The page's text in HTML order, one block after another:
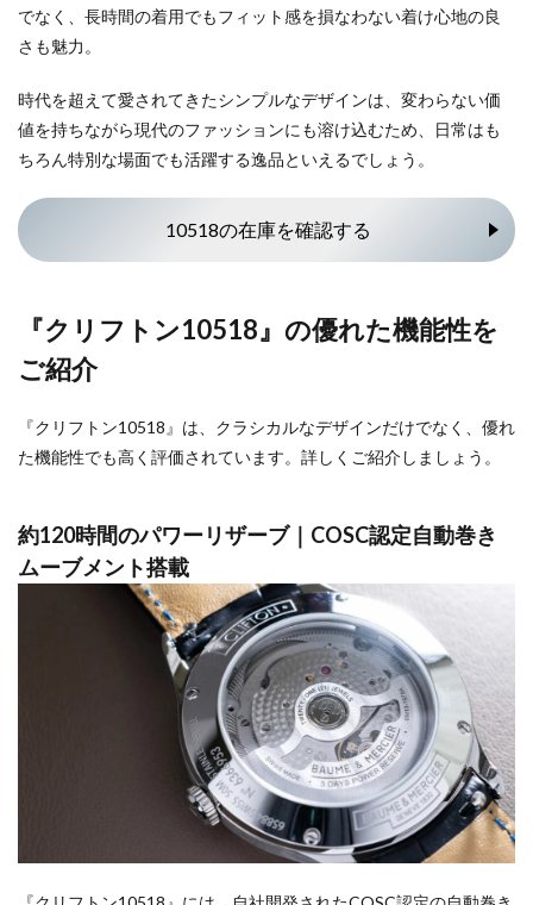
でなく、長時間の着用でもフィット感を損なわない着け心地の良
さも魅力。
時代を超えて愛されてきたシンプルなデザインは、変わらない価
値を持ちながら現代のファッションにも溶け込むため、日常はも
ちろん特別な場面でも活躍する逸品といえるでしょう。
10518の在庫を確認する
『クリフトン10518』の優れた機能性を
ご紹介
『クリフトン10518』は、クラシカルなデザインだけでなく、優れ
た機能性でも高く評価されています。詳しくご紹介しましょう。
約120時間のパワーリザーブ｜COSC認定自動巻き
ムーブメント搭載